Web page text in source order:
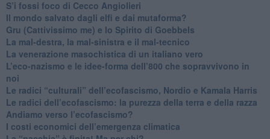
S’i fossi foco di Cecco Angiolieri
​Il mondo salvato dagli elfi e dai mutaforma?
Gru (Cattivissimo me) e lo Spirito di Goebbels
​La mal-destra, la mal-sinistra e il mal-tecnico
​La venerazione masochistica di un italiano vero
​L’eco-nazismo e le idee-forma dell’800 che sopravvivono in
noi
​Le radici “culturali” dell’ecofascismo, Nordio e Kamala Harris
Le radici dell’ecofascismo: la purezza della terra e della razza
Andiamo verso l’ecofascismo?
I costi economici dell’emergenza climatica